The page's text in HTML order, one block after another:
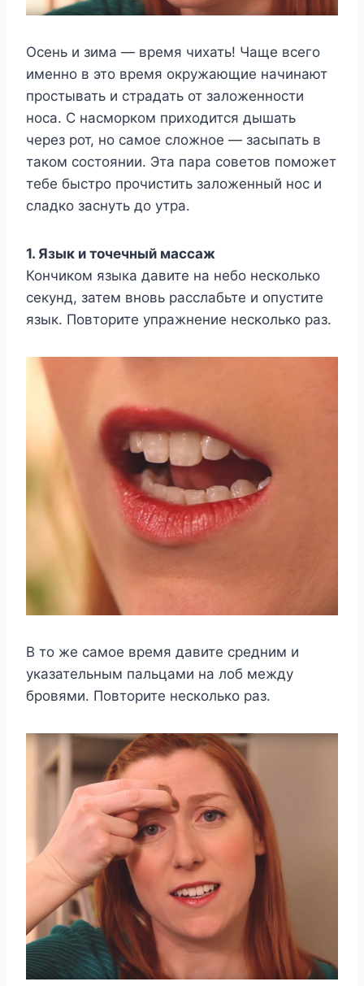
Осень и зима — время чихать! Чаще всего
именно в это время окружающие начинают
простывать и страдать от заложенности
носа. С насморком приходится дышать
через рот, но самое сложное — засыпать в
таком состоянии. Эта пара советов поможет
тебе быстро прочистить заложенный нос и
сладко заснуть до утра.
1. Язык и точечный массаж
Кончиком языка давите на небо несколько
секунд, затем вновь расслабьте и опустите
язык. Повторите упражнение несколько раз.
В то же самое время давите средним и
указательным пальцами на лоб между
бровями. Повторите несколько раз.